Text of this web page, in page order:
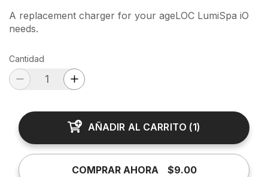
A replacement charger for your ageLOC LumiSpa iO
needs.
Cantidad
AÑADIR AL CARRITO (1)
COMPRAR AHORA $9.00